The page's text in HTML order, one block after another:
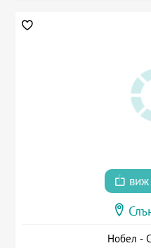
виж
Нобел -